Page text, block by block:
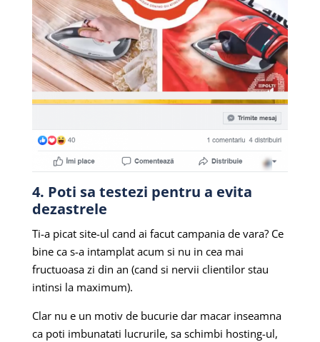
4. Poti sa testezi pentru a evita
dezastrele
Ti-a picat site-ul cand ai facut campania de vara? Ce
bine ca s-a intamplat acum si nu in cea mai
fructuoasa zi din an (cand si nervii clientilor stau
intinsi la maximum).
Clar nu e un motiv de bucurie dar macar inseamna
ca poti imbunatati lucrurile, sa schimbi hosting-ul,